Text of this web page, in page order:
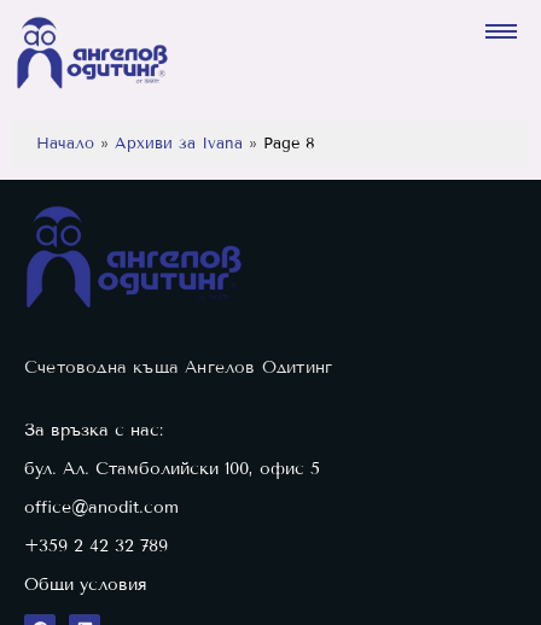
Начало » Архиви за Ivana » Page 8
Счетоводна къща Ангелов Одитинг
За връзка с нас:
бул. Ал. Стамболийски 100, офис 5
office@anodit.com
+359 2 42 32 789
Общи условия